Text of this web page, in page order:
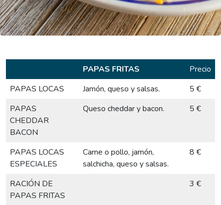
PAPAS FRITAS
Precio
PAPAS LOCAS
Jamón, queso y salsas.
5 €
PAPAS
CHEDDAR
BACON
Queso cheddar y bacon. 5 €
PAPAS LOCAS
ESPECIALES
Carne o pollo, jamón,
salchicha, queso y salsas.
8 €
RACIÓN DE
PAPAS FRITAS
3 €